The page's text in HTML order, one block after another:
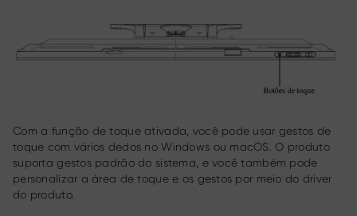
Com a função de toque ativada, você pode usar gestos de
toque com vários dedos no Windows ou macOS. O produto
suporta gestos padrão do sistema, e você também pode
personalizar a área de toque e os gestos por meio do driver
do produto.